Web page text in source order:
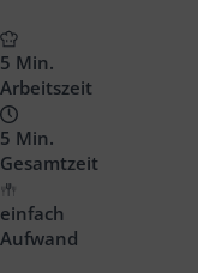
Headline
5 Min.
Arbeitszeit
5 Min.
Gesamtzeit
einfach
Aufwand